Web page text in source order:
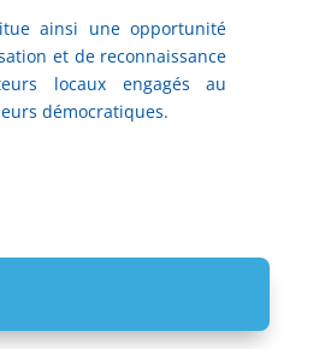
ainsi une opportunité
et de reconnaissance
locaux engagés au
démocratiques.